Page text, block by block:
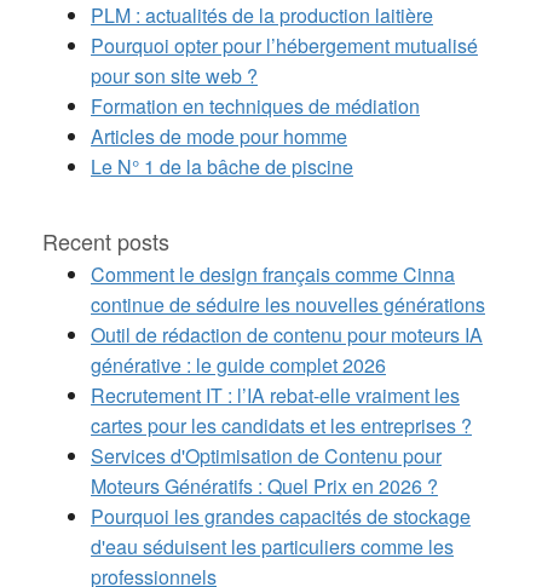
PLM : actualités de la production laitière
Pourquoi opter pour l’hébergement mutualisé
pour son site web ?
Formation en techniques de médiation
Articles de mode pour homme
Le N° 1 de la bâche de piscine
Recent posts
Comment le design français comme Cinna
continue de séduire les nouvelles générations
Outil de rédaction de contenu pour moteurs IA
générative : le guide complet 2026
Recrutement IT : l’IA rebat-elle vraiment les
cartes pour les candidats et les entreprises ?
Services d'Optimisation de Contenu pour
Moteurs Génératifs : Quel Prix en 2026 ?
Pourquoi les grandes capacités de stockage
d'eau séduisent les particuliers comme les
professionnels